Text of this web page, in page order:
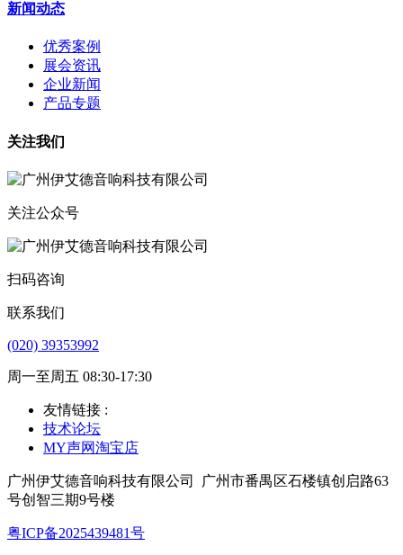
新闻动态
优秀案例
展会资讯
企业新闻
产品专题
关注我们
关注公众号
扫码咨询
联系我们
(020) 39353992
周一至周五 08:30-17:30
友情链接 :
技术论坛
MY声网淘宝店
广州伊艾德音响科技有限公司
广州市番禺区石楼镇创启路63
号创智三期9号楼
粤ICP备2025439481号